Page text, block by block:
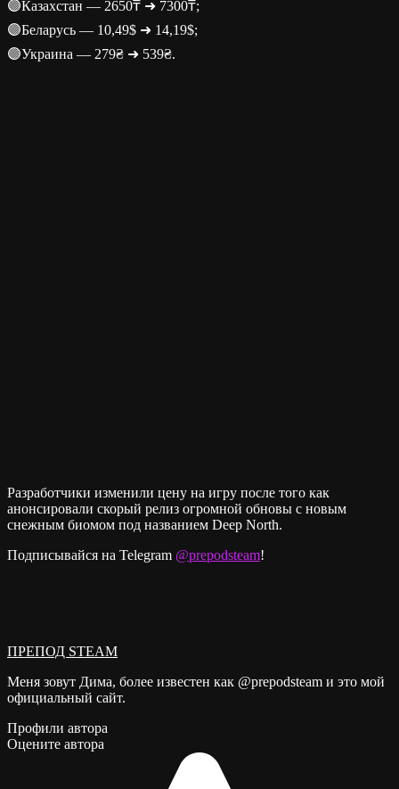
🟣Казахстан — 2650₸ ➜ 7300₸;
🟣Беларусь — 10,49$ ➜ 14,19$;
🟣Украина — 279₴ ➜ 539₴.
Разработчики изменили цену на игру после того как
анонсировали скорый релиз огромной обновы с новым
снежным биомом под названием Deep North.
Подписывайся на Telegram @prepodsteam!
ПРЕПОД STEAM
Меня зовут Дима, более известен как @prepodsteam и это мой
официальный сайт.
Профили автора
Оцените автора